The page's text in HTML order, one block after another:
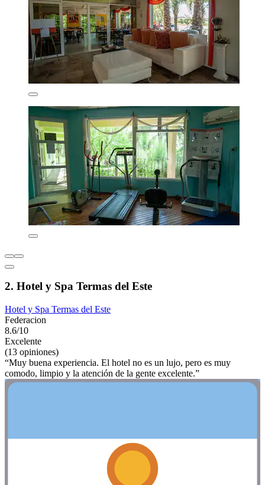
2. Hotel y Spa Termas del Este
Hotel y Spa Termas del Este
Federacion
8.6/10
Excelente
(13 opiniones)
“Muy buena experiencia. El hotel no es un lujo, pero es muy
comodo, limpio y la atención de la gente excelente.”